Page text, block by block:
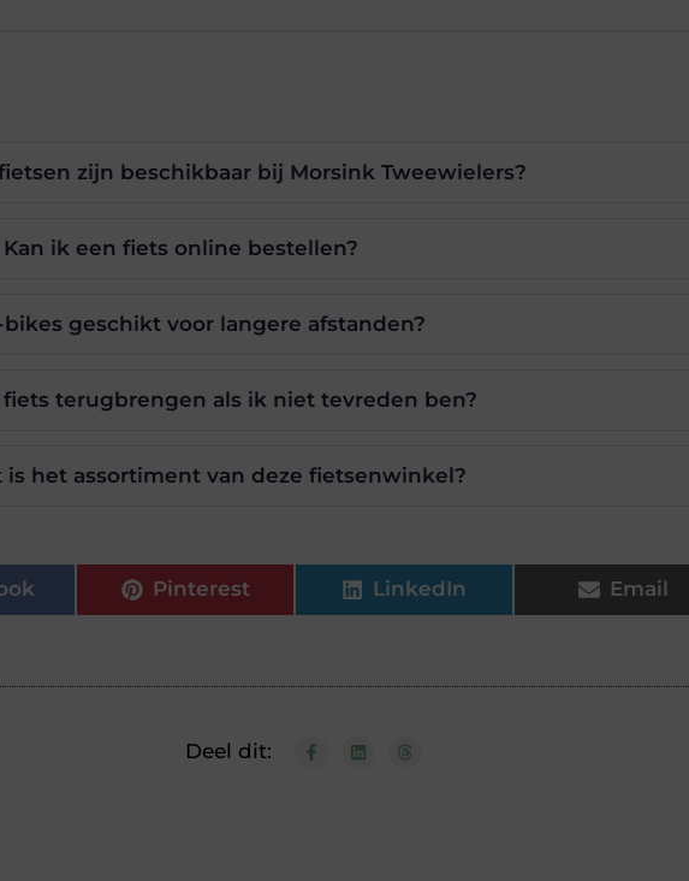
zijn beschikbaar bij Morsink Tweewielers?
Kan ik een fiets online bestellen?
bikes geschikt voor langere afstanden?
fiets terugbrengen als ik niet tevreden ben?
is het assortiment van deze fietsenwinkel?
Pinterest LinkedIn Email
Deel dit: